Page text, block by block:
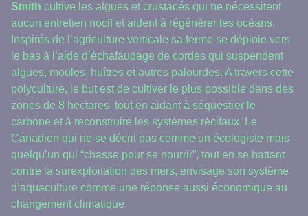
Smith cultive les algues et crustacés qui ne nécessitent
aucun entretien nocif et aident à régénérer les océans.
Inspirés de l’agriculture verticale sa ferme se déploie vers
le bas à l’aide d’échafaudage de cordes qui suspendent
algues, moules, huîtres et autres palourdes. A travers cette
polyculture, le but est de cultiver le plus possible dans des
zones de 8 hectares, tout en aidant à séquestrer le
carbone et à reconstruire les systèmes récifaux. Le
Canadien qui ne se décrit pas comme un écologiste mais
quelqu’un qui “chasse pour se nourrir”, tout en se battant
contre la surexploitation des mers, envisage son système
d’aquaculture comme une réponse aussi économique au
changement climatique.